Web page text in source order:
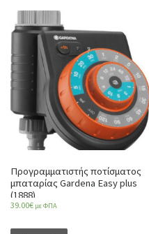
Προγραμματιστής ποτίσματος
μπαταρίας Gardena Easy plus
(1888)
39.00€ με ΦΠΑ